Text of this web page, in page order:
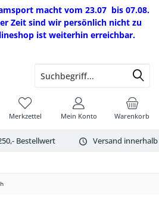
macht vom 23.07 bis 07.08.
Zeit sind wir persönlich nicht zu
ist weiterhin erreichbar.
Bestellwert Versand
Warenkorb
Merkzettel Mein Konto